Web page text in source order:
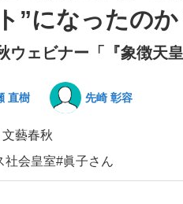
目標達成できなかったからと言
”になったのか
ウェビナー「『象徴天
直樹 先崎 彰容
文藝春秋
社会皇室#眞子さん